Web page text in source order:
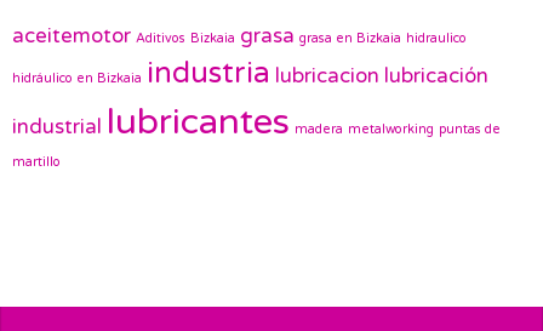
aceitemotor Aditivos Bizkaia grasa grasa en Bizkaia hidraulico
hidráulico en Bizkaia industria lubricacion lubricación
industrial lubricantes madera metalworking puntas de
martillo